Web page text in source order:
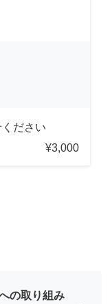
ださい
¥3,000
の取り組み